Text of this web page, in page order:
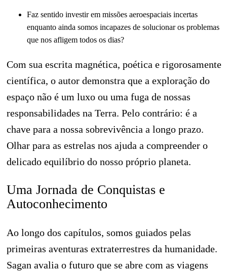
Faz sentido investir em missões aeroespaciais incertas
enquanto ainda somos incapazes de solucionar os problemas
que nos afligem todos os dias?
Com sua escrita magnética, poética e rigorosamente
científica, o autor demonstra que a exploração do
espaço não é um luxo ou uma fuga de nossas
responsabilidades na Terra. Pelo contrário: é a
chave para a nossa sobrevivência a longo prazo.
Olhar para as estrelas nos ajuda a compreender o
delicado equilíbrio do nosso próprio planeta.
Uma Jornada de Conquistas e
Autoconhecimento
Ao longo dos capítulos, somos guiados pelas
primeiras aventuras extraterrestres da humanidade.
Sagan avalia o futuro que se abre com as viagens